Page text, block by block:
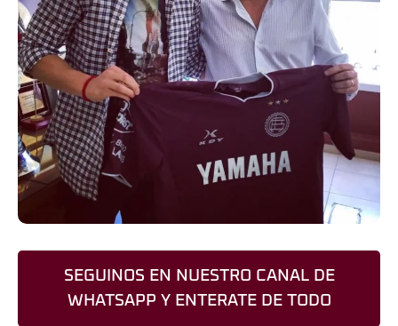
SEGUINOS EN NUESTRO CANAL DE
WHATSAPP Y ENTERATE DE TODO